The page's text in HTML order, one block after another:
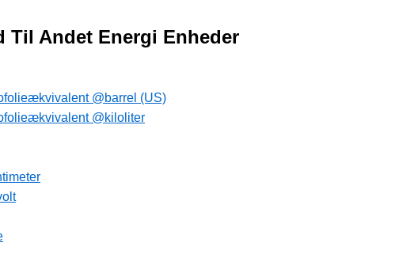
Til Andet Energi Enheder
@barrel (US)
@kiloliter